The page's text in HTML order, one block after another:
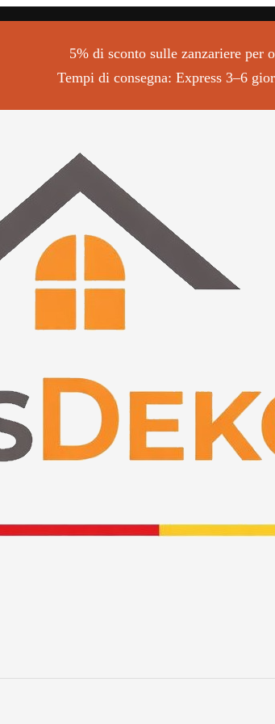
5% di sconto sulle zanzariere per
Tempi di consegna: Express 3–6